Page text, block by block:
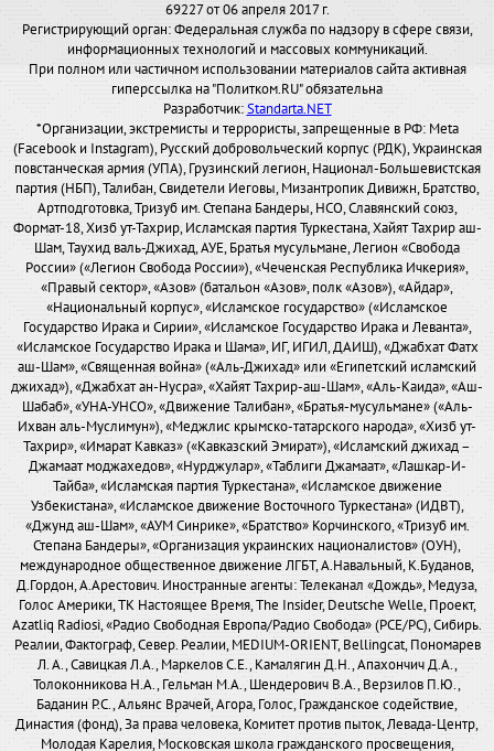
69227 от 06 апреля 2017 г.
Регистрирующий орган: Федеральная служба по надзору в сфере связи,
информационных технологий и массовых коммуникаций.
При полном или частичном использовании материалов сайта активная
гиперссылка на "Политком.RU" обязательна
Разработчик:Standarta.NET
*Организации, экстремисты и террористы, запрещенные в РФ: Meta
(Facebook и Instagram), Русский добровольческий корпус (РДК), Украинская
повстанческая армия (УПА), Грузинский легион, Национал-Большевистская
партия (НБП), Талибан, Свидетели Иеговы, Мизантропик Дивижн, Братство,
Артподготовка, Тризуб им. Степана Бандеры, НСО, Славянский союз,
Формат-18, Хизб ут-Тахрир, Исламская партия Туркестана, Хайят Тахрир аш-
Шам, Таухид валь-Джихад, АУЕ, Братья мусульмане, Легион «Свобода
России» («Легион Свобода России»), «Чеченская Республика Ичкерия»,
«Правый сектор», «Азов» (батальон «Азов», полк «Азов»), «Айдар»,
«Национальный корпус», «Исламское государство» («Исламское
Государство Ирака и Сирии», «Исламское Государство Ирака и Леванта»,
«Исламское Государство Ирака и Шама», ИГ, ИГИЛ, ДАИШ), «Джабхат Фатх
аш-Шам», «Священная война» («Аль-Джихад» или «Египетский исламский
джихад»), «Джабхат ан-Нусра», «Хайят Тахрир-аш-Шам», «Аль-Каида», «Аш-
Шабаб», «УНА-УНСО», «Движение Талибан», «Братья-мусульмане» («Аль-
Ихван аль-Муслимун»), «Меджлис крымско-татарского народа», «Хизб ут-
Тахрир», «Имарат Кавказ» («Кавказский Эмират»), «Исламский джихад –
Джамаат моджахедов», «Нурджулар», «Таблиги Джамаат», «Лашкар-И-
Тайба», «Исламская партия Туркестана», «Исламское движение
Узбекистана», «Исламское движение Восточного Туркестана» (ИДВТ),
«Джунд аш-Шам», «АУМ Синрике», «Братство» Корчинского, «Тризуб им.
Степана Бандеры», «Организация украинских националистов» (ОУН),
международное общественное движение ЛГБТ, А.Навальный, К.Буданов,
Д.Гордон, А.Арестович. Иностранные агенты: Телеканал «Дождь», Медуза,
Голос Америки, ТК Настоящее Время, The Insider, Deutsche Welle, Проект,
Azatliq Radiosi, «Радио Свободная Европа/Радио Свобода» (PCE/PC), Сибирь.
Реалии, Фактограф, Север. Реалии, MEDIUM-ORIENT, Bellingcat, Пономарев
Л. А., Савицкая Л.А., Маркелов С.Е., Камалягин Д.Н., Апахончич Д.А.,
Толоконникова Н.А., Гельман М.А., Шендерович В.А., Верзилов П.Ю.,
Баданин Р.С., Альянс Врачей, Агора, Голос, Гражданское содействие,
Династия (фонд), За права человека, Комитет против пыток, Левада-Центр,
Молодая Карелия, Московская школа гражданского просвещения,